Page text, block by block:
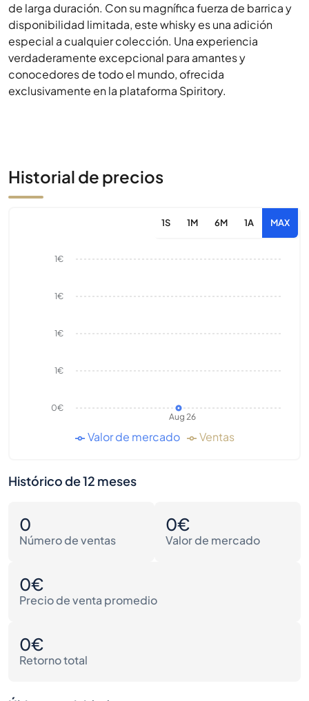
de larga duración. Con su magnífica fuerza de barrica y
disponibilidad limitada, este whisky es una adición
especial a cualquier colección. Una experiencia
verdaderamente excepcional para amantes y
conocedores de todo el mundo, ofrecida
exclusivamente en la plataforma Spiritory.
Historial de precios
1S 1M 6M 1A MAX
Aug 26
0€
1€
1€
1€
1€
Valor de mercado Ventas
Histórico de 12 meses
0
Número de ventas
0€
Valor de mercado
0€
Precio de venta promedio
0€
Retorno total